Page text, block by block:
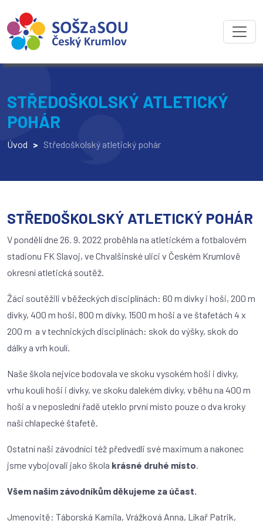
STŘEDOŠKOLSKÝ ATLETICKÝ
POHÁR
Úvod > Středoškolský atletický pohár
STŘEDOŠKOLSKÝ ATLETICKÝ POHÁR
V pondělí dne 26. 9. 2022 proběhla na atletickém a fotbalovém
stadionu FK Slavoj, ve Chvalšinské ulici v Českém Krumlově
okresní atletická soutěž.
Žáci soutěžili v běžeckých disciplínách: 60 m dívky i hoši, 200 m
dívky, 400 m hoši, 800 m dívky, 1500 m hoši a ve štafetách 4 x
200 m a v technických disciplínách: skok do výšky, skok do
dálky a vrh koulí.
Naše škola nejvíce bodovala ve skoku vysokém hoši i dívky,
vrhu koulí hoši i dívky, ve skoku dalekém dívky, v běhu na 400 m
hoši a v neposlední řadě uteklo první místo pouze o dva kroky
naší chlapecké štafetě.
Ostatní naši závodníci též předvedli své maximum a nakonec
jsme vybojovali jako škola krásné druhé místo.
Všem našim závodníkům děkujeme za účast.
Jmenovitě: Táborská Kamila, Vrážková Anna, Líkař Patrik,